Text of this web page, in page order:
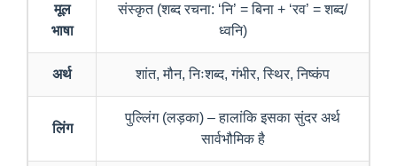
मूल
भाषा
संस्कृत (शब्द रचना: ‘नि’ = बिना + ‘रव’ = शब्द/
ध्वनि)
अर्थ शांत, मौन, निःशब्द, गंभीर, स्थिर, निष्कंप
लिंग
पुल्लिंग (लड़का) – हालांकि इसका सुंदर अर्थ
सार्वभौमिक है